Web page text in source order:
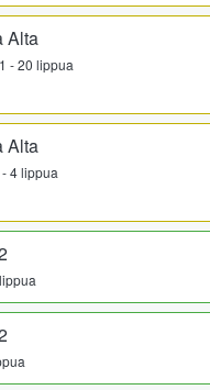
Alta
1 - 20 lippua
Alta
- 4 lippua